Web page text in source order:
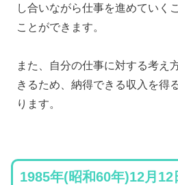
し合いながら仕事を進めていく
ことができます。
また、自分の仕事に対する考え
きるため、納得できる収入を得
ります。
1985年(昭和60年)12月